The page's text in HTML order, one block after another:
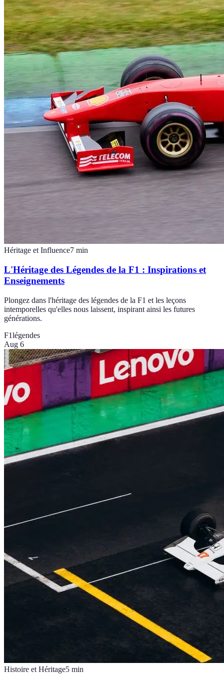
Héritage et Influence7 min
L'Héritage des Légendes de la F1 : Inspirations et
Enseignements
Plongez dans l'héritage des légendes de la F1 et les leçons
intemporelles qu'elles nous laissent, inspirant ainsi les futures
générations.
F1légendes
Aug 6
Histoire et Héritage5 min